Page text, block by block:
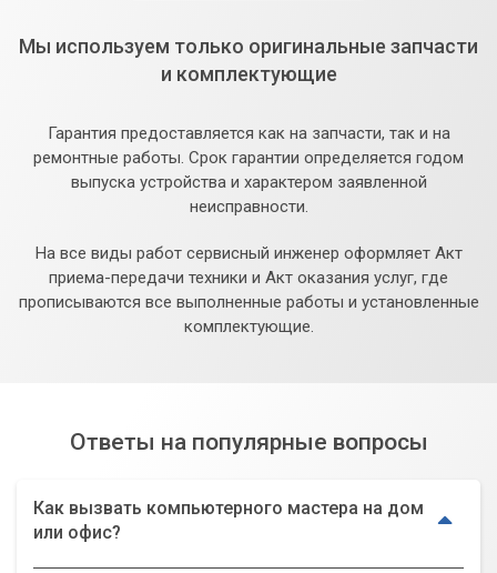
Мы используем только оригинальные запчасти
и комплектующие
Гарантия предоставляется как на запчасти, так и на
ремонтные работы. Срок гарантии определяется годом
выпуска устройства и характером заявленной
неисправности.
На все виды работ сервисный инженер оформляет Акт
приема-передачи техники и Акт оказания услуг, где
прописываются все выполненные работы и установленные
комплектующие.
Ответы на популярные вопросы
Как вызвать компьютерного мастера на дом
или офис?